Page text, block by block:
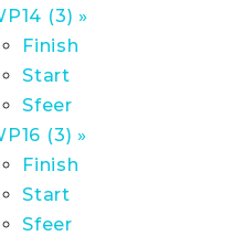
(3) »
Finish
Start
Sfeer
(3) »
Finish
Start
Sfeer